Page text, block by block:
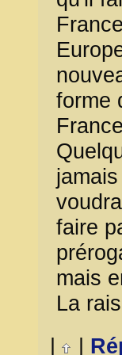
forme
faire
mais
La
|
|